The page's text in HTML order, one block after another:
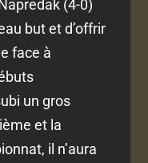
(4-0)
but et d’offrir
face à
un gros
et la
il n’aura